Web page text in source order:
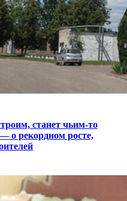
станет чьим-то
о рекордном росте,